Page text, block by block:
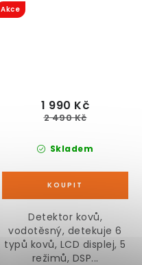
Akce
Skladem
1 990 Kč
2 490 Kč
Detektor kovů,
vodotěsný, detekuje 6
typů kovů, LCD displej, 5
režimů, DSP...